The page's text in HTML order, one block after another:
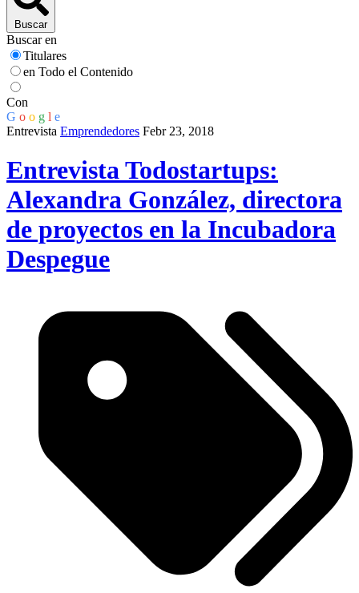
Buscar
Buscar en
Titulares
en Todo el Contenido
Con
G o o g l e
Entrevista Emprendedores Febr 23, 2018
Entrevista Todostartups:
Alexandra González, directora
de proyectos en la Incubadora
Despegue